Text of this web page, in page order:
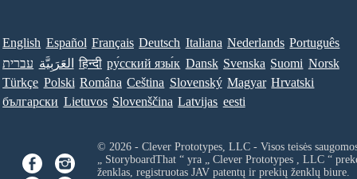
English Español Français Deutsch Italiana Nederlands Português
עברית العَرَبِيَّة हिन्दी ру́сский язы́к Dansk Svenska Suomi Norsk
Türkçe Polski Româna Ceština Slovenský Magyar Hrvatski
български Lietuvos Slovenščina Latvijas eesti
© 2026 - Clever Prototypes, LLC - Visos teisės
„ StoryboardThat “ yra „ Clever Prototypes , LLC“
ženklas, registruotas JAV patentų ir prekių ženklų biure.